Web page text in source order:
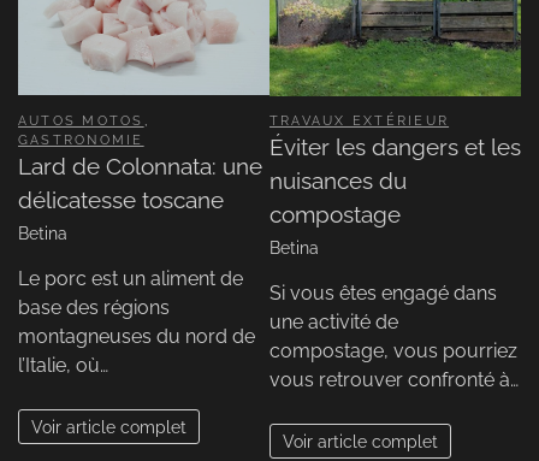
AUTOS MOTOS ,
GASTRONOMIE
Lard de Colonnata: une
délicatesse toscane
Betina
Le porc est un aliment de
base des régions
montagneuses du nord de
l’Italie, où…
Voir article complet
TRAVAUX EXTÉRIEUR
Éviter les dangers et les
nuisances du
compostage
Betina
Si vous êtes engagé dans
une activité de
compostage, vous pourriez
vous retrouver confronté à…
Voir article complet